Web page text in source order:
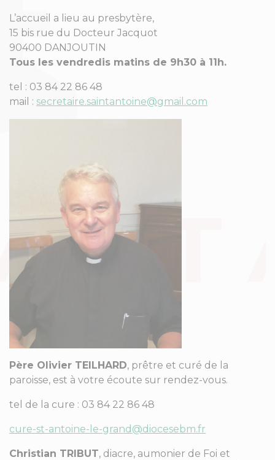
L’accueil a lieu au presbytère,
15 bis rue du Docteur Jacquot
90400 DANJOUTIN
Tous les vendredis matins de 9h30 à 11h.
tel : 03 84 22 86 48
mail : secretaire.saintantoine@gmail.com
Père Olivier TEILHARD, prêtre et curé de la
paroisse, est à votre écoute sur rendez-vous.
tel de la cure : 03 84 22 86 48
cure-st-antoine-le-grand@diocesebm.fr
Christian TRIBUT, diacre, aumonier de Foi et